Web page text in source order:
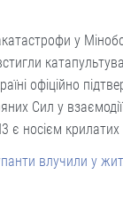
у
офіційно
Сил у
є носієм крилатих
влучили у